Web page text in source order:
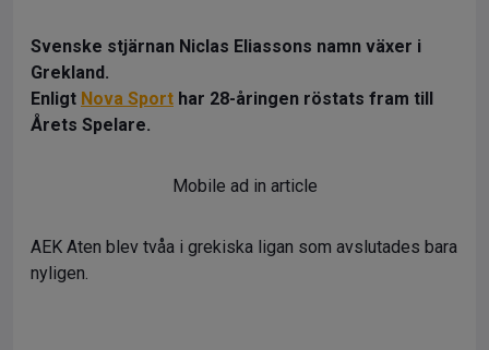
Svenske stjärnan Niclas Eliassons namn växer i
Grekland.
Enligt Nova Sport har 28-åringen röstats fram till
Årets Spelare.
Mobile ad in article
AEK Aten blev tvåa i grekiska ligan som avslutades bara
nyligen.